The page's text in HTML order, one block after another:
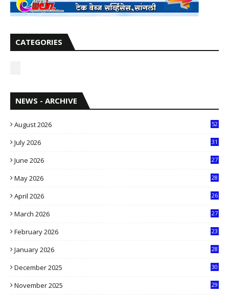
CATEGORIES
NEWS - ARCHIVE
August 2026 52
July 2026
31
June 2026
27
May 2026
28
April 2026
26
March 2026
27
February 2026
23
January 2026
28
December 2025
30
November 2025
29